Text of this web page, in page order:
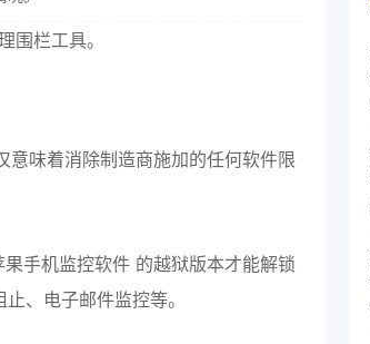
栏工具。
意味着消除制造商施加的任何软件限
手机监控软件 的越狱版本才能解锁
、电子邮件监控等。